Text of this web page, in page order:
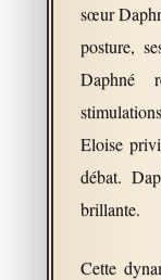
sœur
posture,
Daphné
Eloise
débat.
brillante.
Cette